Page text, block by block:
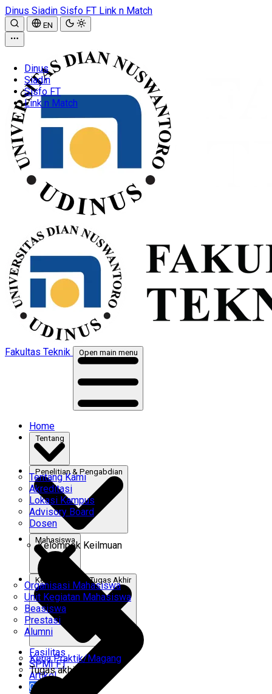
Dinus Siadin Sisfo FT Link n Match
EN
Dinus
Siadin
Sisfo FT
Link n Match
Fakultas Teknik Open main menu
Home
Tentang Kami
Akreditasi
Lokasi Kampus
Advisory Board
Dosen
Kelompok Keilmuan
Mahasiswa
Organisasi Mahasiswa
Unit Kegiatan Mahasiswa
Beasiswa
Prestasi
Alumni
Kerja Praktik & Tugas Akhir
Kerja Praktik/Magang
Tugas akhir
Fasilitas
SPMI FT
Artikel
Gabung Kami